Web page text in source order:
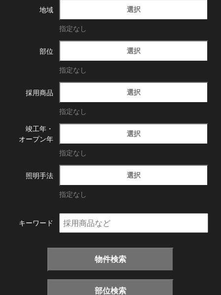
地域 選択
指定なし
部位 選択
指定なし
採用商品 選択
指定なし
竣工年・
オープン年
選択
指定なし
照明手法 選択
指定なし
キーワード
物件検索
部位検索